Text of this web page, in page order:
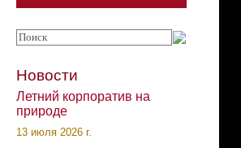
Новости
Летний корпоратив на
природе
13 июля 2026 г.